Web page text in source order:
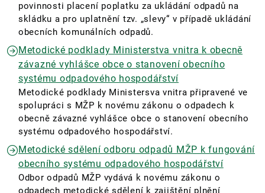
povinnosti placení poplatku za ukládání odpadů na
skládku a pro uplatnění tzv. „slevy“ v případě ukládání
obecních komunálních odpadů.
Metodické podklady Ministerstva vnitra k obecně
závazné vyhlášce obce o stanovení obecního
systému odpadového hospodářství
Metodické podklady Ministersva vnitra připravené ve
spolupráci s MŽP k novému zákonu o odpadech k
obecně závazné vyhlášce obce o stanovení obecního
systému odpadového hospodářství.
Metodické sdělení odboru odpadů MŽP k fungování
obecního systému odpadového hospodářství
Odbor odpadů MŽP vydává k novému zákonu o
odpadech metodické sdělení k zajištění plnění